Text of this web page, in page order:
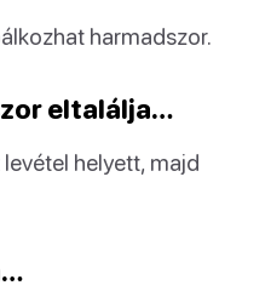
harmadszor.
eltalálja…
helyett, majd